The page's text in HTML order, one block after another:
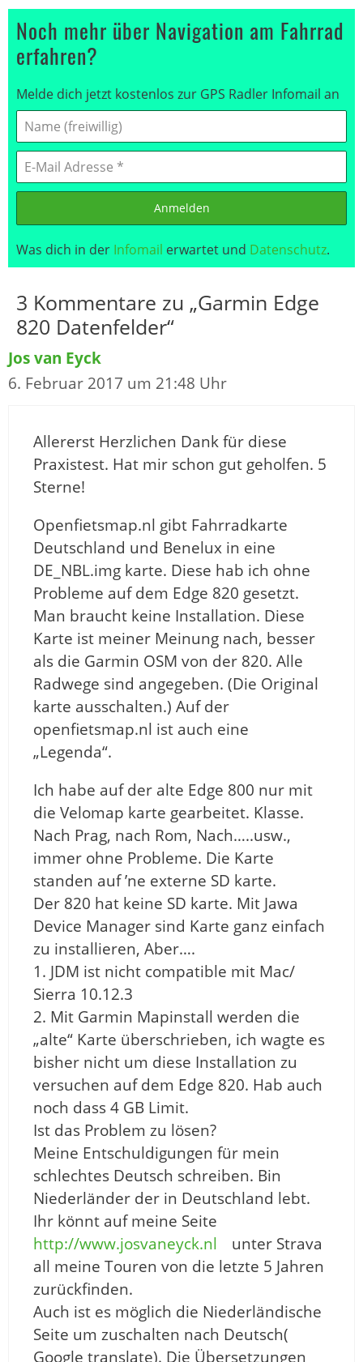
Noch mehr über Navigation am Fahrrad
erfahren?
Melde dich jetzt kostenlos zur GPS Radler Infomail an
Anmelden
Was dich in der Infomail erwartet und Datenschutz.
3 Kommentare zu „Garmin Edge
820 Datenfelder“
Jos van Eyck
6. Februar 2017 um 21:48 Uhr
Allererst Herzlichen Dank für diese
Praxistest. Hat mir schon gut geholfen. 5
Sterne!
Openfietsmap.nl gibt Fahrradkarte
Deutschland und Benelux in eine
DE_NBL.img karte. Diese hab ich ohne
Probleme auf dem Edge 820 gesetzt.
Man braucht keine Installation. Diese
Karte ist meiner Meinung nach, besser
als die Garmin OSM von der 820. Alle
Radwege sind angegeben. (Die Original
karte ausschalten.) Auf der
openfietsmap.nl ist auch eine
„Legenda“.
Ich habe auf der alte Edge 800 nur mit
die Velomap karte gearbeitet. Klasse.
Nach Prag, nach Rom, Nach…..usw.,
immer ohne Probleme. Die Karte
standen auf ’ne externe SD karte.
Der 820 hat keine SD karte. Mit Jawa
Device Manager sind Karte ganz einfach
zu installieren, Aber….
1. JDM ist nicht compatible mit Mac/
Sierra 10.12.3
2. Mit Garmin Mapinstall werden die
„alte“ Karte überschrieben, ich wagte es
bisher nicht um diese Installation zu
versuchen auf dem Edge 820. Hab auch
noch dass 4 GB Limit.
Ist das Problem zu lösen?
Meine Entschuldigungen für mein
schlechtes Deutsch schreiben. Bin
Niederländer der in Deutschland lebt.
Ihr könnt auf meine Seite
http://www.josvaneyck.nl
unter Strava
all meine Touren von die letzte 5 Jahren
zurückfinden.
Auch ist es möglich die Niederländische
Seite um zuschalten nach Deutsch(
Google translate). Die Übersetzungen